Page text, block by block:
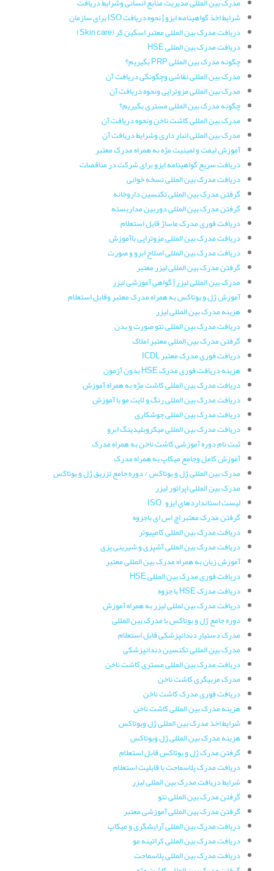
شرایط اخذ گواهینامه ایزو | نحوه دریافت ISO برای سازمان
دریافت مدرک بین المللی معتبر اسکین کر (Skin care)
دریافت مدرک بین المللی HSE
چگونه مدرک بین المللی PRP بگیریم؟
مدرک بین المللی نقاشی وچگونگی دریافت آن
مدرک بین المللی مزوتراپی ونحوه دریافت آن
چگونه مدرک بین المللی مستری بگیریم؟
مدرک بین المللی کاشت ناخن ونحوه دریافت آن
مدرک بین المللی انبار داری وشرایط دریافت آن
آموزش لیفت و لمینیت مژه به همراه مدرک معتبر
دریافت سریع گواهینامه ایزو برای شرکت در مناقصات
دریافت مدرک بین المللی نسخه خوانی
گرفتن مدرک بین المللی تکنسین داروخانه
گرفتن مدرک بین المللی دوربین مداربسته
دریافت فوری مدرک ماساژ قابل استعلام
دریافت مدرک بین المللی مزوتراپی باآموزش
دریافت مدرک بین المللی اصلاح ابرو و صورت
گرفتن مدرک بین المللی لیزر معتبر
مدرک بین المللی لیزر | گواهی آموزشی لیزر
آموزش ژل و بوتاکس به همراه مدرک معتبر وقابل استعلام
هزینه مدرک بین المللی لیزر
دریافت مدرک بین المللی تتو صورت و بدن
گرفتن مدرک بین المللی معتبر املاک
دریافت فوری مدرک معتبر ICDL
هزینه دریافت فوری مدرک HSE بدون آزمون
دریافت مدرک بین المللی کاشت مژه به همراه آموزش
دریافت مدرک بین المللی رنگ و لایت مو با آموزش
دریافت مدرک بین المللی جوشکاری
دریافت مدرک بین المللی میکروبلیدینگ ابرو
ثبت نام دوره آموزشی کاشت ناخن به همراه مدرک
آموزش کامل وجامع میکاپ به همراه مدرک
مدرک بین المللی ژل و بوتاکس / دوره جامع تزریق ژل و بوتاکس
مدرک بین المللی اپراتور لیزر
لیست استانداردهای ایزو – ISO
گرفتن مدرک معتبر اچ اس ای باجزوه
دریافت مدرک بین المللی کامپیوتر
دریافت مدرک بین المللی آشپزی و شیرینی پزی
آموزش زبان به همراه مدرک بین المللی معتبر
دریافت فوری مدرک بین المللی HSE
دریافت مدرک HSE با جزوه
دریافت مدرک بین لمللی لیزر به همراه آموزش
دوره جامع ژل و بوتاکس با مدرک بین المللی
مدرک دستیار دندانپزشکی قابل استعلام
مدرک بین المللی تکنسین دندانپزشکی
دریافت مدرک بین المللی مستری کاشت ناخن
مدرک مربیگری کاشت ناخن
دریافت فوری مدرک کاشت ناخن
هزینه مدرک بین المللی کاشت ناخن
شرایط اخذ مدرک بین المللی ژل وبوتاکس
هزینه مدرک بین المللی ژل وبوتاکس
گرفتن مدرک ژل و بوتاکس قابل استعلام
دریافت مدرک پلاسماجت با قابلیت استعلام
شرایط دریافت مدرک بین المللی لیزر
گرفتن مدرک بین المللی تتو
گرفتن مدرک بین المللی آموزشی معتبر
دریافت مدرک بین المللی آرایشگری و میکاپ
دریافت مدرک بین المللی کراتینه مو
دریافت مدرک بین المللی پلاسماجت